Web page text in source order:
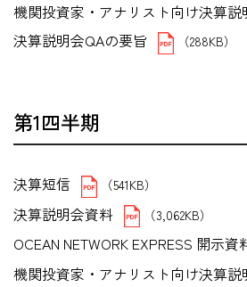
機関投資家・アナリスト向け決算説
決算説明会QAの要旨
（288KB）
第1四半期
決算短信 （541KB）
決算説明会資料 （3,062KB）
OCEAN NETWORK EXPRESS 開示資
機関投資家・アナリスト向け決算説